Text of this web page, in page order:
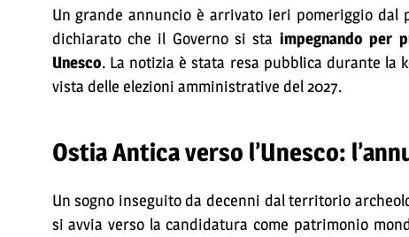
Un grande annuncio è arrivato ieri pomeriggio dal
dichiarato che il Governo si sta impegnando per
Unesco. La notizia è stata resa pubblica durante la
vista delle elezioni amministrative del 2027.
Ostia Antica verso l’Unesco:
Un sogno inseguito da decenni dal territorio
si avvia verso la candidatura come patrimonio